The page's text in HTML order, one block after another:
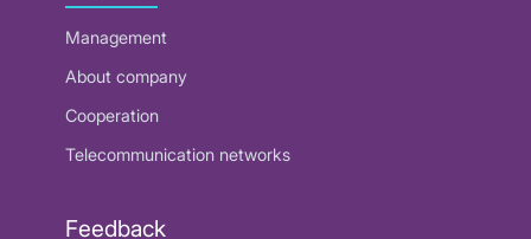
Management
About company
Cooperation
Telecommunication networks
Feedback